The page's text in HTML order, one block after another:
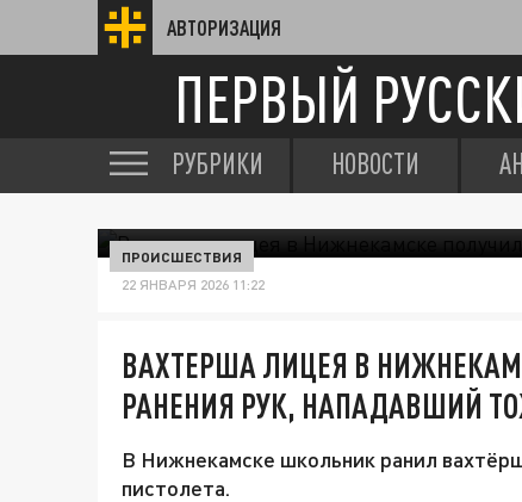
АВТОРИЗАЦИЯ
ПЕРВЫЙ
РУБРИКИ НОВОСТИ
ПРОИСШЕСТВИЯ
22 ЯНВАРЯ 2026 11:22
ВАХТЕРША ЛИЦЕЯ В
РАНЕНИЯ РУК, НАПАДАВШИЙ
В Нижнекамске школьник ранил
пистолета.